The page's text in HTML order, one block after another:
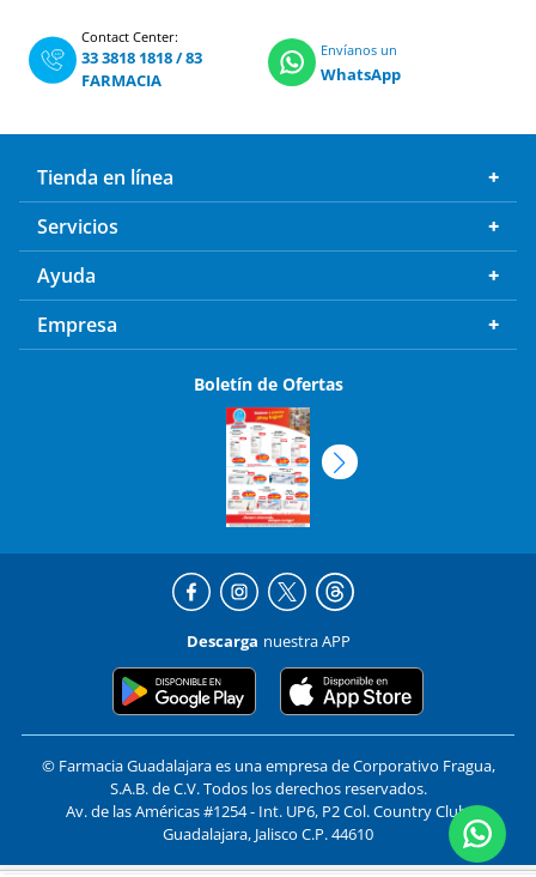
Contact Center:
33 3818 1818/83
FARMACIA
Envíanos un
WhatsApp
Tienda en línea
Servicios
Ayuda
Empresa
Boletín de Ofertas
Descarga nuestra APP
© Farmacia Guadalajara es una empresa de Corporativo Fragua,
S.A.B. de C.V. Todos los derechos reservados.
Av. de las Américas #1254 - Int. UP6, P2 Col. Country Club,
Guadalajara, Jalisco C.P. 44610